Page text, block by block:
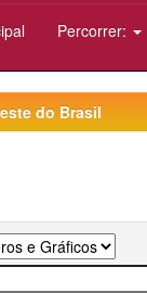
Percorrer:
do Brasil